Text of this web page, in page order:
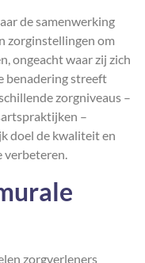
de samenwerking
zorginstellingen om
ongeacht waar zij zich
benadering streeft
zorgniveaus –
–
doel de kwaliteit en
verbeteren.
zorgverleners